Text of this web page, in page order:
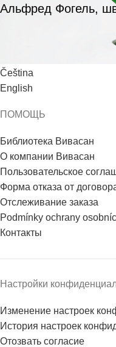
Альфред Фогель,
Čeština
English
ПОМОЩЬ
Библиотека Вивасан
О компании Вивасан
Пользовательское
Форма отказа от
Отслеживание заказа
Podmínky ochrany
Контакты
Настройки
Изменение настроек
История настроек
Отозвать согласие